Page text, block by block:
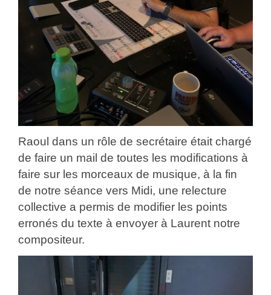
Raoul dans un rôle de secrétaire était chargé
de faire un mail de toutes les modifications à
faire sur les morceaux de musique, à la fin
de notre séance vers Midi, une relecture
collective a permis de modifier les points
erronés du texte à envoyer à Laurent notre
compositeur.